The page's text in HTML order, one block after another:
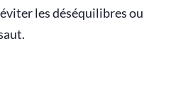
les déséquilibres ou